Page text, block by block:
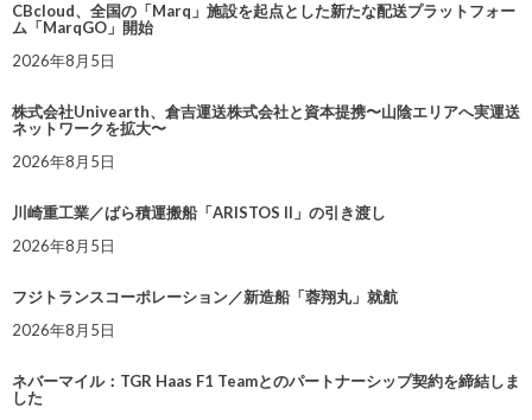
CBcloud、全国の「Marq」施設を起点とした新たな配送プラットフォー
ム「MarqGO」開始
2026年8月5日
株式会社Univearth、倉吉運送株式会社と資本提携〜山陰エリアへ実運送
ネットワークを拡大〜
2026年8月5日
川崎重工業／ばら積運搬船「ARISTOS II」の引き渡し
2026年8月5日
フジトランスコーポレーション／新造船「蓉翔丸」就航
2026年8月5日
ネバーマイル：TGR Haas F1 Teamとのパートナーシップ契約を締結しま
した